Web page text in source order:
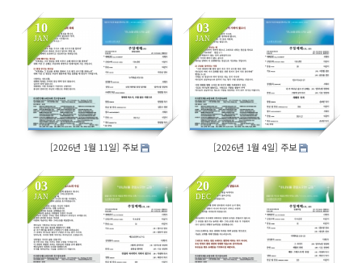
10
JAN
191
[2026년 1월 11일] 주보
03
JAN
200
[2026년 1월 4일] 주보
03
JAN
98
20
DEC
349